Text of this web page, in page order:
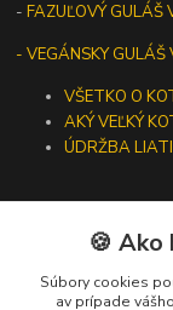
-FAZUĽOVÝ GULÁŠ
- VEGÁNSKY GULÁŠ
VŠETKO O
AKÝ VEĽKÝ
ÚDRŽBA
Kontakty
🍪 Ako
Súbory cookies
av prípade